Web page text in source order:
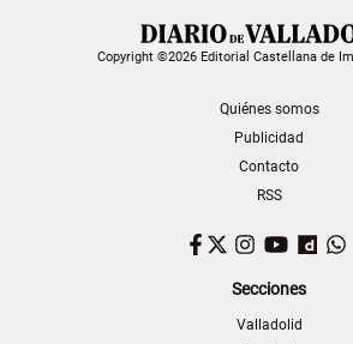
Copyright ©2026 Editorial Castellana de
Quiénes somos
Publicidad
Contacto
RSS
Facebook
TwitterInstagram
Secciones
Valladolid